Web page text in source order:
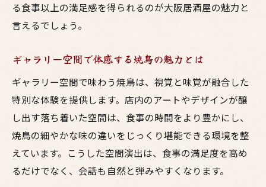
る食事以上の満足感を得られるのが大阪居酒屋の魅力と
言えるでしょう。
ギャラリー空間で体感する焼鳥の魅力とは
ギャラリー空間で味わう焼鳥は、視覚と味覚が融合した
特別な体験を提供します。店内のアートやデザインが醸
し出す落ち着いた空間は、食事の時間をより豊かにし、
焼鳥の細やかな味の違いをじっくり堪能できる環境を整
えています。こうした空間演出は、食事の満足度を高め
るだけでなく、会話も自然と弾みやすくなります。